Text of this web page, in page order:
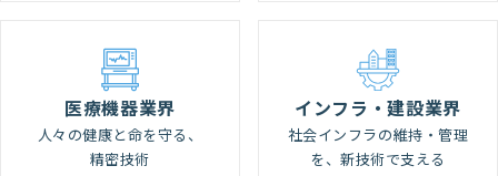
医療機器業界
人々の健康と命を守る、
精密技術
インフラ・建設業界
社会インフラの維持・管理
を、新技術で支える